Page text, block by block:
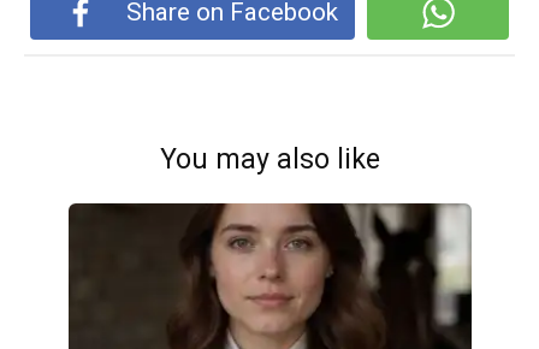
Share on Facebook
You may also like